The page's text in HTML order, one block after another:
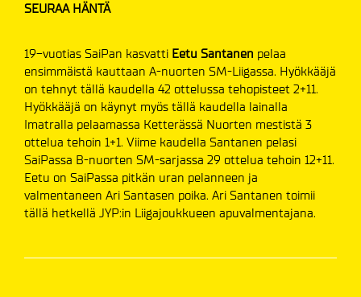
SEURAA HÄNTÄ
19-vuotias SaiPan kasvatti Eetu Santanen pelaa
ensimmäistä kauttaan A-nuorten SM-Liigassa. Hyökkääjä
on tehnyt tällä kaudella 42 ottelussa tehopisteet 2+11.
Hyökkääjä on käynyt myös tällä kaudella lainalla
Imatralla pelaamassa Ketterässä Nuorten mestistä 3
ottelua tehoin 1+1. Viime kaudella Santanen pelasi
SaiPassa B-nuorten SM-sarjassa 29 ottelua tehoin 12+11.
Eetu on SaiPassa pitkän uran pelanneen ja
valmentaneen Ari Santasen poika. Ari Santanen toimii
tällä hetkellä JYP:in Liigajoukkueen apuvalmentajana.